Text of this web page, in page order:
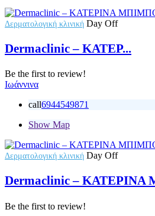
Δερματολογική κλινική Day Off
Dermaclinic – ΚΑΤΕΡ...
Be the first to review!
Ιωάννινα
call6944549871
Show Map
Δερματολογική κλινική Day Off
Dermaclinic –
Be the first to review!